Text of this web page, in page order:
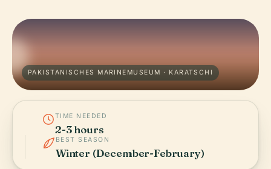
PAKISTANISCHES MARINEMUSEUM · KARATSCHI
TIME NEEDED
2-3 hours
BEST SEASON
Winter (December-February)